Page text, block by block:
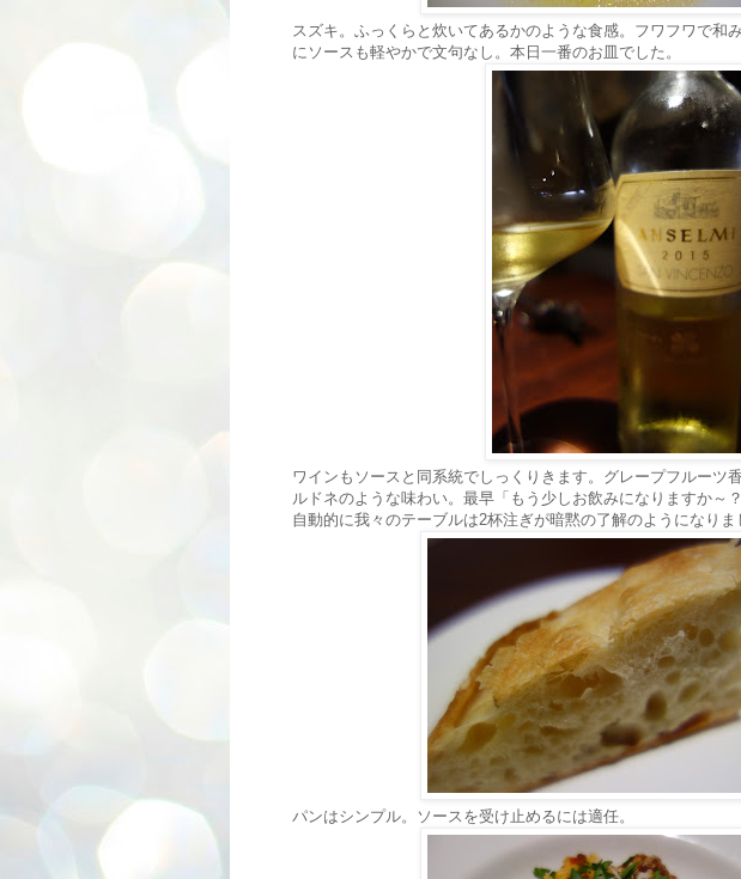
スズキ。ふっくらと炊いてあるかのような食感。フワフワで和
にソースも軽やかで文句なし。本日一番のお皿でした。
ワインもソースと同系統でしっくりきます。グレープフルーツ
ルドネのような味わい。最早「もう少しお飲みになりますか～
自動的に我々のテーブルは2杯注ぎが暗黙の了解のようになりま
パンはシンプル。ソースを受け止めるには適任。